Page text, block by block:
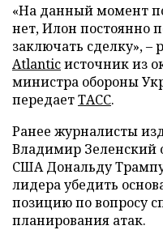
«На данный момент
нет, Илон постоянно
заключать сделку», –
Atlanticисточник из
министра обороны
передаетТАСС.
Ранее журналисты
Владимир Зеленский
США Дональду
лидера убедить
позицию по вопросу
планирования атак.